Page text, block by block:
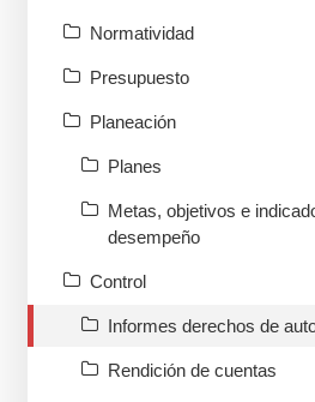
Normatividad
Presupuesto
Planeación
Planes
Metas, objetivos e
desempeño
Control
Informes derechos de
Rendición de cuentas